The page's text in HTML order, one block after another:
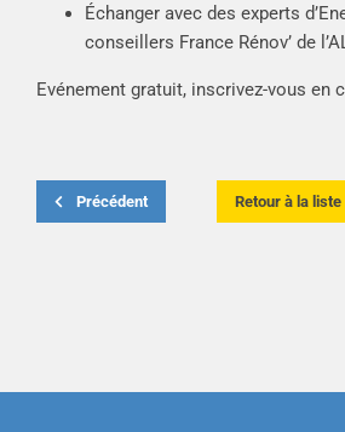
Échanger avec des experts
conseillers France Rénov’ de
Evénement gratuit, inscrivez-vous en
Précédent Retour à la liste